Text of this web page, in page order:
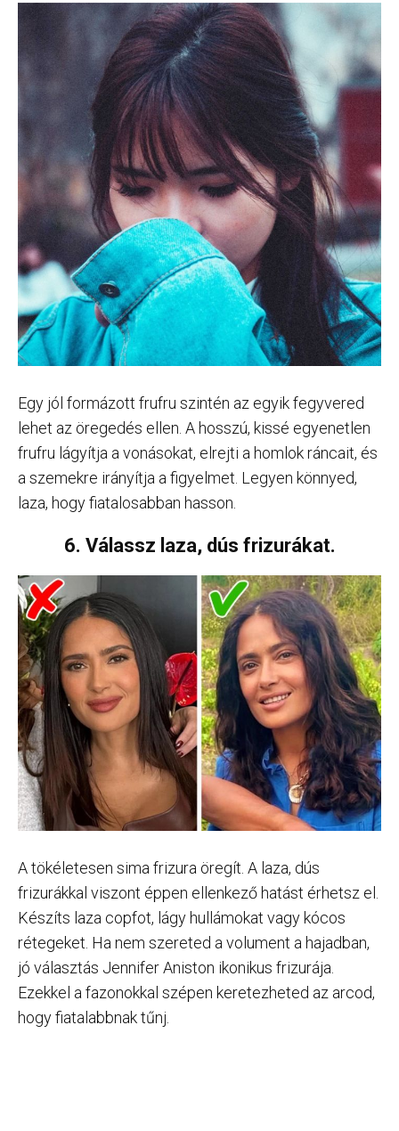
Egy jól formázott frufru szintén az egyik fegyvered
lehet az öregedés ellen. A hosszú, kissé egyenetlen
frufru lágyítja a vonásokat, elrejti a homlok ráncait, és
a szemekre irányítja a figyelmet. Legyen könnyed,
laza, hogy fiatalosabban hasson.
6. Válassz laza, dús frizurákat.
A tökéletesen sima frizura öregít. A laza, dús
frizurákkal viszont éppen ellenkező hatást érhetsz el.
Készíts laza copfot, lágy hullámokat vagy kócos
rétegeket. Ha nem szereted a volument a hajadban,
jó választás Jennifer Aniston ikonikus frizurája.
Ezekkel a fazonokkal szépen keretezheted az arcod,
hogy fiatalabbnak tűnj.